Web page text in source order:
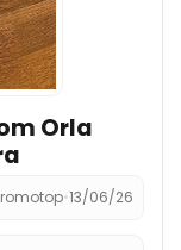
Orla
•13/06/26